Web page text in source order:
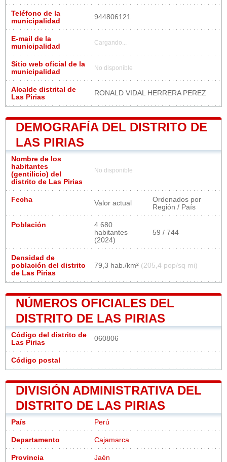
Teléfono de la
municipalidad
944806121
E-mail de la
municipalidad
Cargando...
Sitio web oficial de la
municipalidad
No disponible
Alcalde distrital de
Las Pirias
RONALD VIDAL HERRERA PEREZ
DEMOGRAFÍA DEL DISTRITO DE
LAS PIRIAS
Nombre de los
habitantes
(gentilicio) del
distrito de Las Pirias
No disponible
Fecha Valor actual
Ordenados por
Región / País
Población
4 680
habitantes
(2024)
59 / 744
Densidad de
población del distrito
de Las Pirias
79,3 hab./km² (205,4 pop/sq mi)
NÚMEROS OFICIALES DEL
DISTRITO DE LAS PIRIAS
Código del distrito de
Las Pirias
060806
Código postal
DIVISIÓN ADMINISTRATIVA DEL
DISTRITO DE LAS PIRIAS
País Perú
Departamento Cajamarca
Provincia Jaén